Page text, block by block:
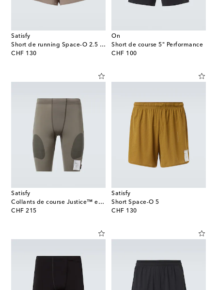
Satisfy
Short de running Space-O 2.5 Distance
CHF 130
original price
On
Short de course 5" Performance
CHF 100
original price
Satisfy
Collants de course Justice™ en Cordura®
CHF 215
original price
Satisfy
Short Space-O 5
CHF 130
original price